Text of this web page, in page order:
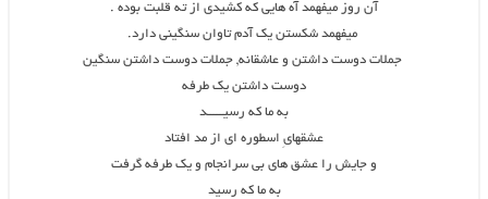
ﺁﻥ ﺭﻭﺯ ﻣﯿﻔﻬﻤﺪ ﺁﻩ ﻫﺎﯾﯽ ﮐﻪ ﮐﺸﯿﺪﯼ ﺍﺯ ﺗﻪ ﻗﻠﺒﺖ ﺑﻮﺩﻩ .
ﻣﯿﻔﻬﻤﺪ ﺷﮑﺴﺘﻦ ﯾﮏ ﺁﺩﻡ ﺗﺎﻭﺍﻥ ﺳﻨﮕﯿﻨﯽ ﺩﺍﺭﺩ.
جملات دوست داشتن و عاشقانه, جملات دوست داشتن سنگین
دوست داشتن یک طرفه
به ما که رسیـــــد
عشقهایِ اسطوره ای از مد افتاد
و جایش را عشق های بی سرانجام و یک طرفه گرفت
به ما که رسید